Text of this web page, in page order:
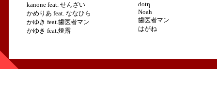
kanone feat. せんざい
かめりあ feat. ななひら
かゆき feat.歯医者マン
かゆき feat.燈露
dotη
Noah
歯医者マン
はがね